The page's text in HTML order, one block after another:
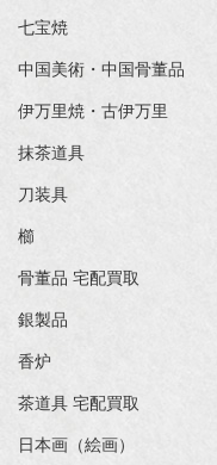
七宝焼
中国美術・中国骨董品
伊万里焼・古伊万里
抹茶道具
刀装具
櫛
骨董品 宅配買取
銀製品
香炉
茶道具 宅配買取
日本画（絵画）